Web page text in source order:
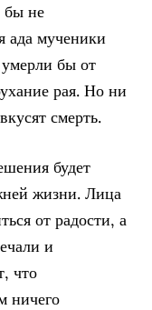
бы не
ада мученики
бы от
рая. Но ни
смерть.
будет
жизни. Лица
от радости, а
и
что
ничего